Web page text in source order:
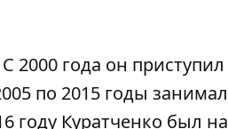
года он приступил
по 2015 годы
году Куратченко был